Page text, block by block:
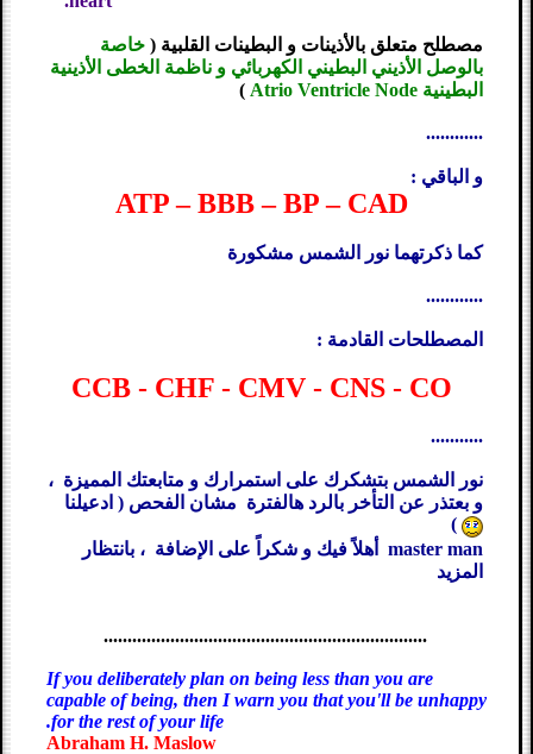
مصطلح متعلق بالأذينات و البطينات القلبية ( خاصة
بالوصل الأذيني البطيني الكهربائي و ناظمة الخطى الأذينية
البطينية Atrio Ventricle Node
)
............
و الباقي :
ATP – BBB – BP – CAD
كما ذكرتهما نور الشمس مشكورة
............
المصطلحات القادمة :
CCB - CHF - CMV - CNS - CO
...........
نور الشمس بتشكرك على استمرارك و متابعتك المميزة ،
و بعتذر عن التأخر بالرد هالفترة مشان الفحص ( ادعيلنا
)
master man أهلاً فيك و شكراً على الإضافة ، بانتظار
المزيد
....................................................................
If you deliberately plan on being less than you are
capable of being, then I warn you that you'll be unhappy
for the rest of your life.
Abraham H. Maslow